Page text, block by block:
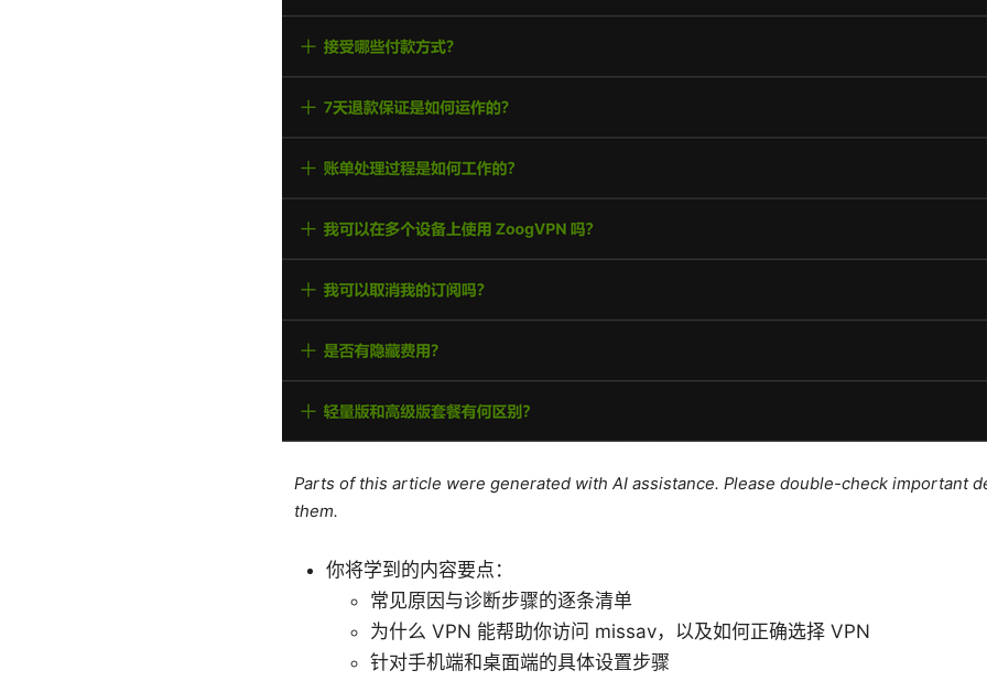
Parts of this article were generated with AI assistance. Please double-check important
them.
你将学到的内容要点：
常见原因与诊断步骤的逐条清单
为什么 VPN 能帮助你访问 missav，以及如何正确选择 VPN
针对手机端和桌面端的具体设置步骤